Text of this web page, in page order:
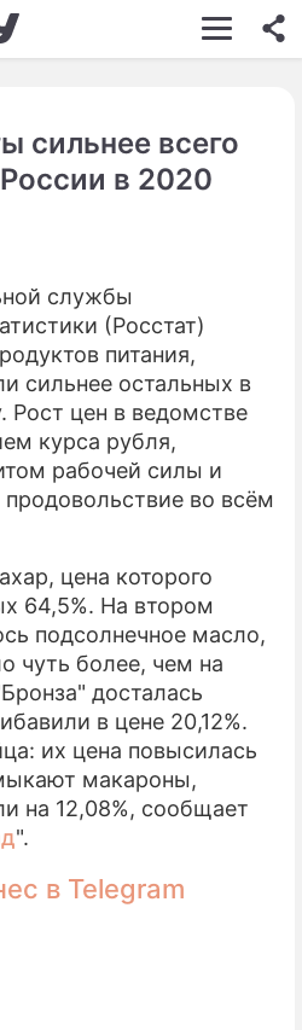
ШОУ-БИЗНЕС
КИНО
ЭКОНОМИКА
ПРОИСШЕСТВИЯ
СОННИК
СТИЛЬ ЖИЗНИ
СЕРИАЛЫ
ПРЕСС-РЕЛИЗЫ
О ПРОЕКТЕ
сильнее всего
в 2020
службы
(Росстат)
питания,
сильнее остальных в
цен в ведомстве
курса рубля,
рабочей силы и
во всём
цена которого
64,5%. На втором
подсолнечное масло,
чуть более, чем на
досталась
в цене 20,12%.
их цена повысилась
макароны,
на 12,08%, сообщает
".
в Telegram